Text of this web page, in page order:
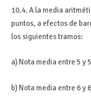
10.4. A la media
puntos, a efectos de
los siguientes tramos:
a) Nota media entre 5 y
b) Nota media entre 6 y